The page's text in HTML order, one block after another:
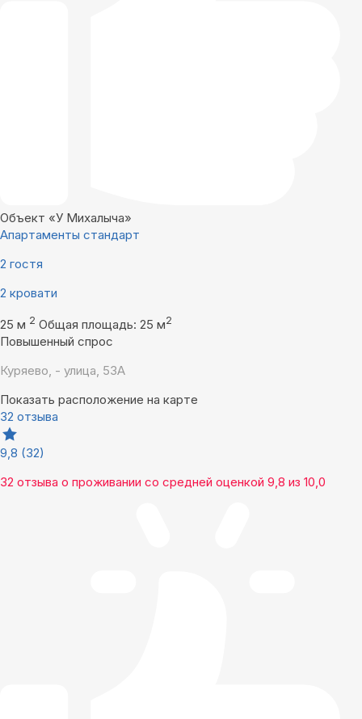
Объект «У Михалыча»
Апартаменты стандарт
2 гостя
2 кровати
25 м 2 Общая площадь: 25 м2
Повышенный спрос
Куряево, - улица, 53А
Показать расположение на карте
32 отзыва
9,8 (32)
32 отзыва о проживании со средней оценкой 9,8 из 10,0